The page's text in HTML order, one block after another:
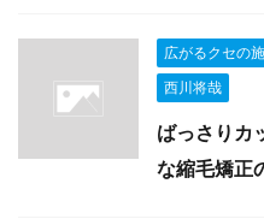
広がるクセの
西川将哉
ばっさりカ
な縮毛矯正